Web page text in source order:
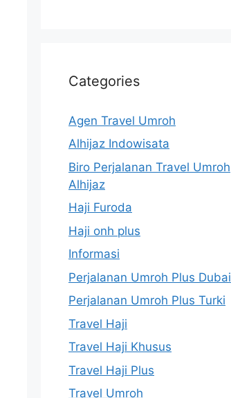
Categories
Agen Travel Umroh
Alhijaz Indowisata
Biro Perjalanan Travel Umroh
Alhijaz
Haji Furoda
Haji onh plus
Informasi
Perjalanan Umroh Plus Dubai
Perjalanan Umroh Plus Turki
Travel Haji
Travel Haji Khusus
Travel Haji Plus
Travel Umroh